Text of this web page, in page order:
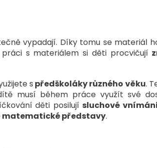
vypadají. Díky tomu se materiál
s materiálem si děti procvičují
s předškoláky různého věku.
musí během práce využít své
děti posilují sluchové
matematické představy.